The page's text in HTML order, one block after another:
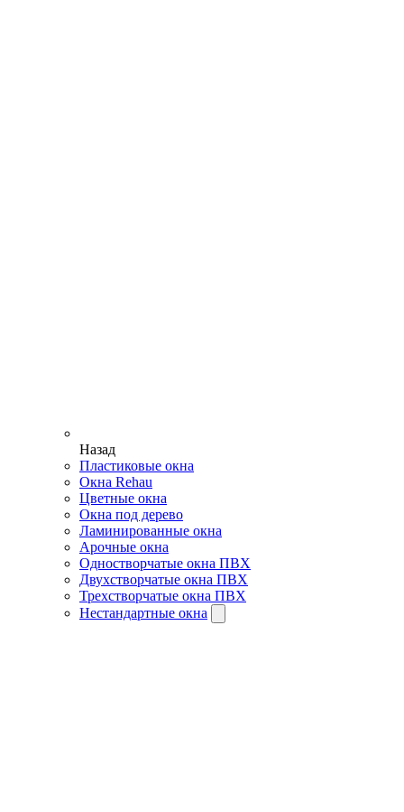
Назад
Пластиковые окна
Окна Rehau
Цветные окна
Окна под дерево
Ламинированные окна
Арочные окна
Одностворчатые окна ПВХ
Двухстворчатые окна ПВХ
Трехстворчатые окна ПВХ
Нестандартные окна